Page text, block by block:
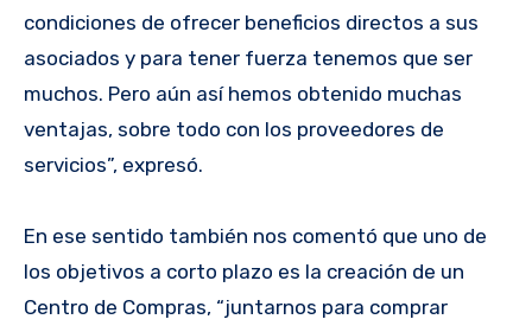
condiciones de ofrecer beneficios directos a sus
asociados y para tener fuerza tenemos que ser
muchos. Pero aún así hemos obtenido muchas
ventajas, sobre todo con los proveedores de
servicios”, expresó.
En ese sentido también nos comentó que uno de
los objetivos a corto plazo es la creación de un
Centro de Compras, “juntarnos para comprar